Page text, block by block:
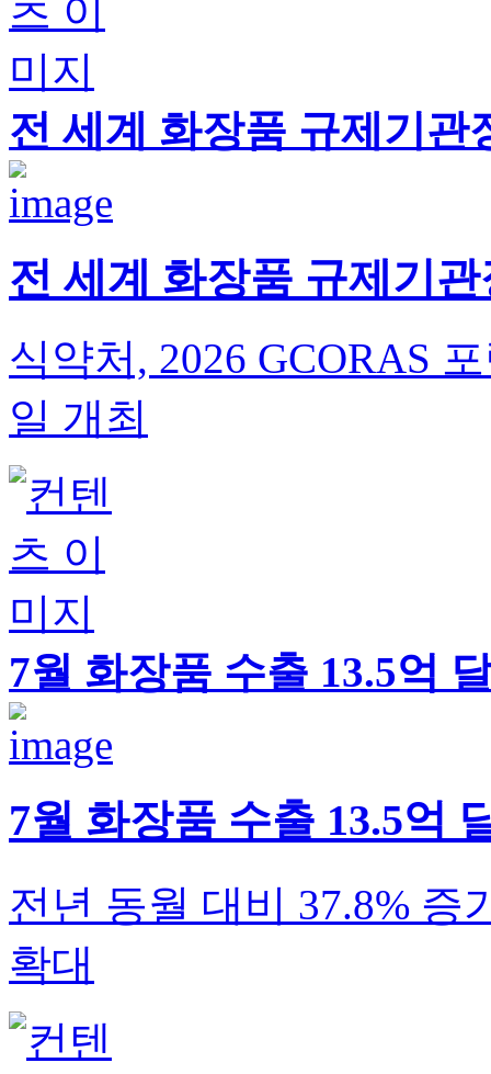
전 세계 화장품 규제기관
전 세계 화장품 규제기
식약처, 2026 GCORAS
일 개최
7월 화장품 수출 13.5억
7월 화장품 수출 13.5억
전년 동월 대비 37.8%
확대